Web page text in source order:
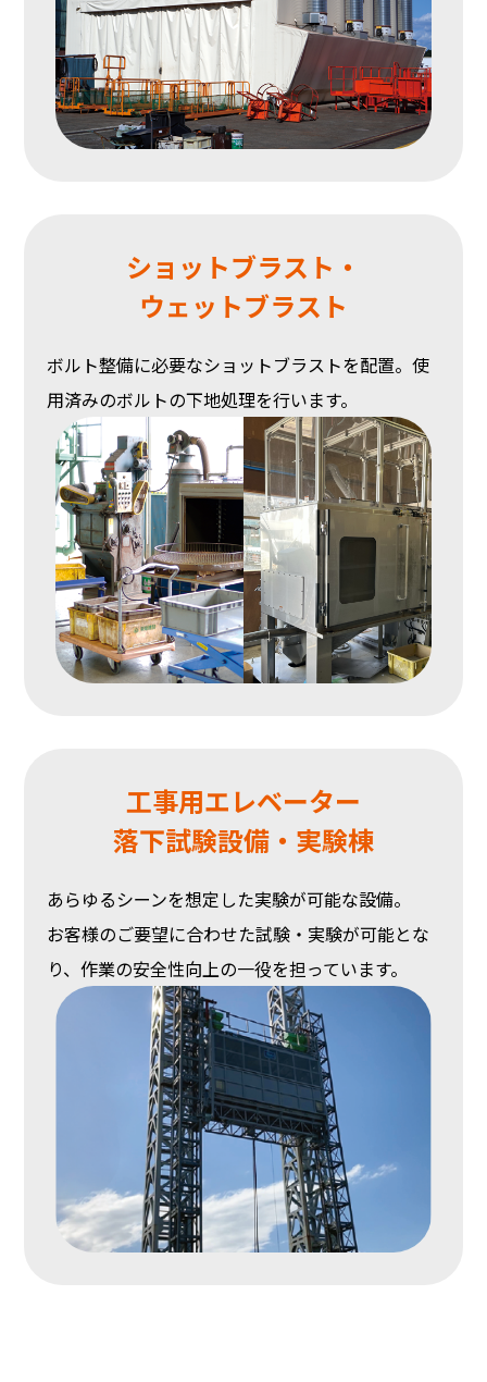
ショットブラスト・
ウェットブラスト
ボルト整備に必要なショットブラストを配置。使
用済みのボルトの下地処理を行います。
工事用エレベーター
落下試験設備・実験棟
あらゆるシーンを想定した実験が可能な設備。
お客様のご要望に合わせた試験・実験が可能とな
り、作業の安全性向上の一役を担っています。